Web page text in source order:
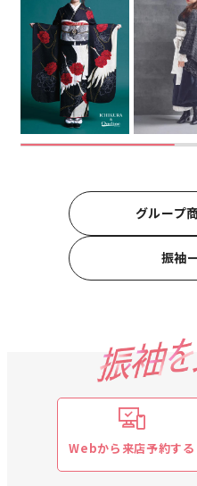
グループ
振袖
Webから来店予約する